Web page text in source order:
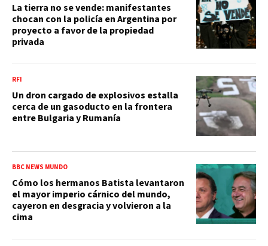
La tierra no se vende: manifestantes
chocan con la policía en Argentina por
proyecto a favor de la propiedad
privada
RFI
Un dron cargado de explosivos estalla
cerca de un gasoducto en la frontera
entre Bulgaria y Rumanía
BBC NEWS MUNDO
Cómo los hermanos Batista levantaron
el mayor imperio cárnico del mundo,
cayeron en desgracia y volvieron a la
cima